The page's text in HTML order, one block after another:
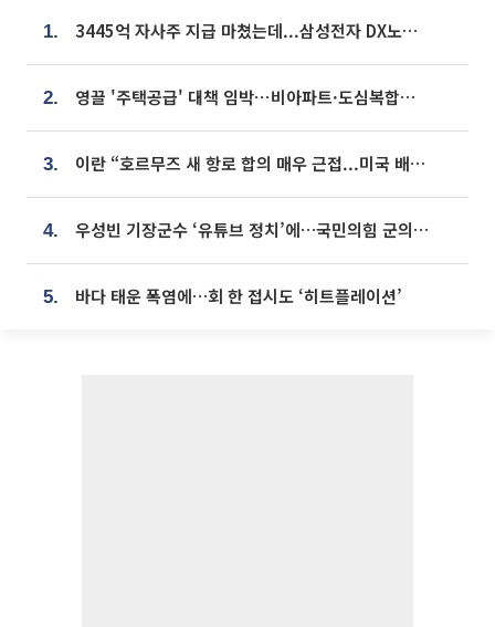
1. 3445억 자사주 지급 마쳤는데...삼성전자 DX노조, 뒤늦은 '떼쓰기 집회'
2. 영끌 '주택공급' 대책 임박⋯비아파트·도심복합까지 총동원
3. 이란 “호르무즈 새 항로 합의 매우 근접...미국 배상 먼저”
4. 우성빈 기장군수 ‘유튜브 정치’에…국민의힘 군의원들 집단 반발
5. 바다 태운 폭염에…회 한 접시도 ‘히트플레이션’